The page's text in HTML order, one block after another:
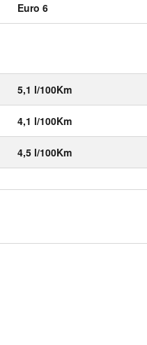
Euro 6
5,1 l/100Km
4,1 l/100Km
4,5 l/100Km